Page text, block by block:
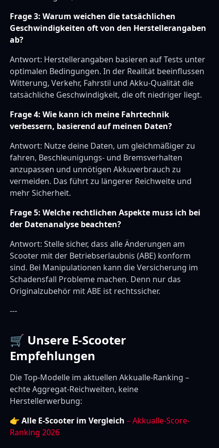
Frage 3: Warum weichen die tatsächlichen
Geschwindigkeiten oft von den Herstellerangaben
ab?
Antwort: Herstellerangaben basieren auf Tests unter
optimalen Bedingungen. In der Realität beeinflussen
Witterung, Verkehr, Fahrstil und Akku-Qualität die
tatsächliche Geschwindigkeit, die oft niedriger liegt.
Frage 4: Wie kann ich meine Fahrtechnik
verbessern, basierend auf meinen Daten?
Antwort: Nutze deine Daten, um gleichmäßiger zu
fahren, Beschleunigungs- und Bremsverhalten
anzupassen und unnötigen Akkuverbrauch zu
vermeiden. Das führt zu längerer Reichweite und
mehr Sicherheit.
Frage 5: Welche rechtlichen Aspekte muss ich bei
der Datenanalyse beachten?
Antwort: Stelle sicher, dass alle Änderungen am
Scooter mit der Betriebserlaubnis (ABE) konform
sind. Bei Manipulationen kann die Versicherung im
Schadensfall Probleme machen. Denn nur das
Originalzubehör mit ABE ist rechtssicher.
---
🛒 Unsere E-Scooter
Empfehlungen
Die Top-Modelle im aktuellen Akkualle-Ranking –
echte Aggregat-Reichweiten, keine
Herstellerwerbung:
👉 Alle E-Scooter im Vergleich – Akkualle-Score-
Ranking 2026